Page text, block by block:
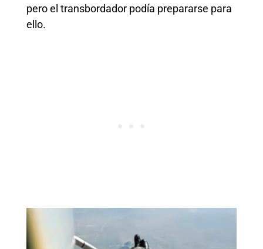
pero el transbordador podía prepararse para
ello.